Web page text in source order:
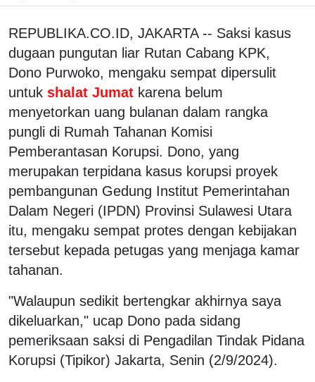
REPUBLIKA.CO.ID, JAKARTA -- Saksi kasus
dugaan pungutan liar Rutan Cabang KPK,
Dono Purwoko, mengaku sempat dipersulit
untuk shalat Jumat karena belum
menyetorkan uang bulanan dalam rangka
pungli di Rumah Tahanan Komisi
Pemberantasan Korupsi. Dono, yang
merupakan terpidana kasus korupsi proyek
pembangunan Gedung Institut Pemerintahan
Dalam Negeri (IPDN) Provinsi Sulawesi Utara
itu, mengaku sempat protes dengan kebijakan
tersebut kepada petugas yang menjaga kamar
tahanan.
"Walaupun sedikit bertengkar akhirnya saya
dikeluarkan," ucap Dono pada sidang
pemeriksaan saksi di Pengadilan Tindak Pidana
Korupsi (Tipikor) Jakarta, Senin (2/9/2024).